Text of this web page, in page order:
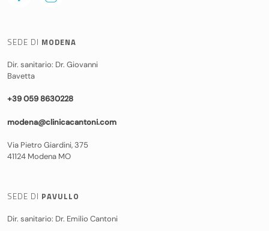
SEDE DI MODENA
Dir. sanitario: Dr. Giovanni
Bavetta
+39 059 8630228
modena@clinicacantoni.com
Via Pietro Giardini, 375
41124 Modena MO
SEDE DI PAVULLO
Dir. sanitario: Dr. Emilio Cantoni